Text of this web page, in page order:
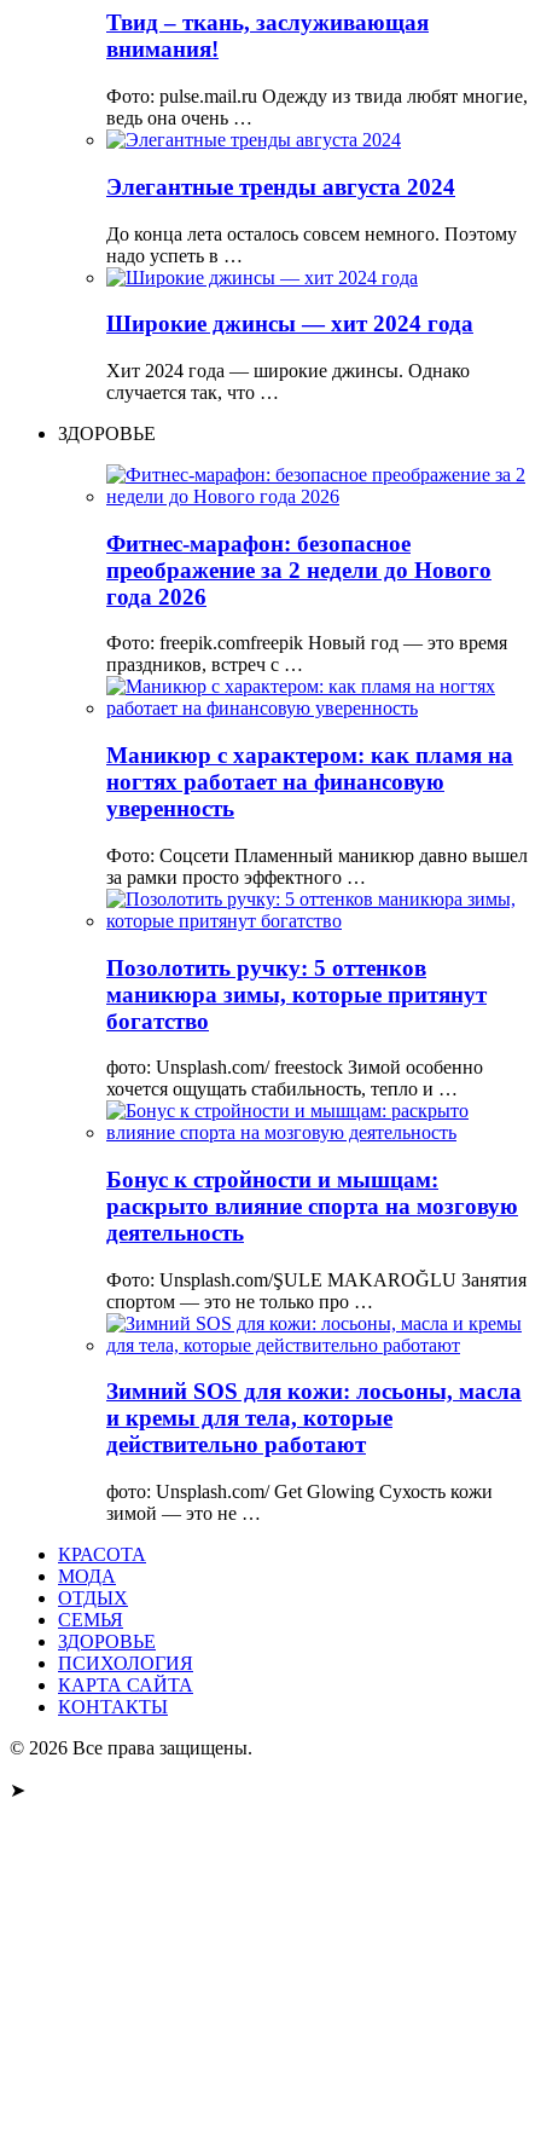
Твид – ткань, заслуживающая
внимания!
Фото: pulse.mail.ru Одежду из твида любят многие,
ведь она очень …
Элегантные тренды августа 2024
До конца лета осталось совсем немного. Поэтому
надо успеть в …
Широкие джинсы — хит 2024 года
Хит 2024 года — широкие джинсы. Однако
случается так, что …
ЗДОРОВЬЕ
Фитнес-марафон: безопасное
преображение за 2 недели до Нового
года 2026
Фото: freepik.comfreepik Новый год — это время
праздников, встреч с …
Маникюр с характером: как пламя на
ногтях работает на финансовую
уверенность
Фото: Соцсети Пламенный маникюр давно вышел
за рамки просто эффектного …
Позолотить ручку: 5 оттенков
маникюра зимы, которые притянут
богатство
фото: Unsplash.com/ freestock Зимой особенно
хочется ощущать стабильность, тепло и …
Бонус к стройности и мышцам:
раскрыто влияние спорта на мозговую
деятельность
Фото: Unsplash.com/ŞULE MAKAROĞLU Занятия
спортом — это не только про …
Зимний SOS для кожи: лосьоны, масла
и кремы для тела, которые
действительно работают
фото: Unsplash.com/ Get Glowing Сухость кожи
зимой — это не …
КРАСОТА
МОДА
ОТДЫХ
СЕМЬЯ
ЗДОРОВЬЕ
ПСИХОЛОГИЯ
КАРТА САЙТА
КОНТАКТЫ
© 2026 Все права защищены.
➤